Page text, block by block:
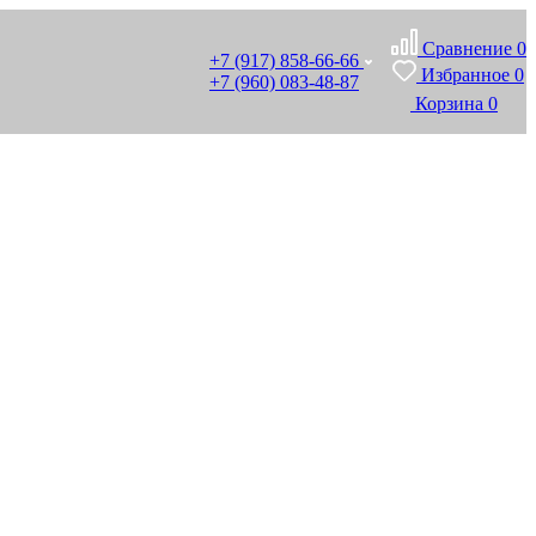
+7 (917) 858-66-66
+7 (960) 083-48-87
Сравнение 0
Избранное 0
Корзина 0